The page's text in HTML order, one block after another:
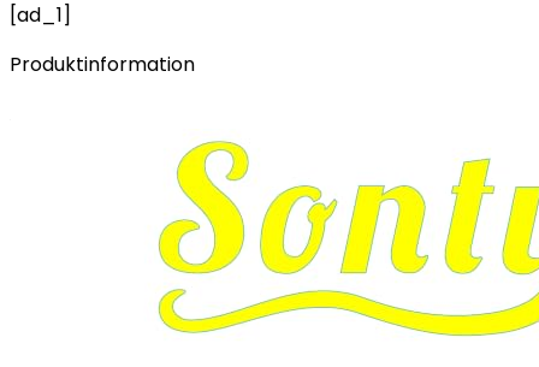
[ad_1]
Produktinformation